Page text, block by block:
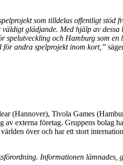
som tilldelas offentligt
glädjande. Med hjälp av
och Hamburg som en
för andra spelprojekt inom kort,”
(Hannover), Tivola Games
externa företag. Gruppens bolag
över och har ett stort
Informationen lämnades,